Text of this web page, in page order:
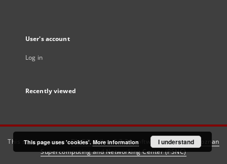
User's account
Log in
Recently viewed
This service runs onDInGO dLibra 6.3.21software created by
Poznan
Supercomputing and Networking Center (PSNC)
This page uses 'cookies'. More information I understand